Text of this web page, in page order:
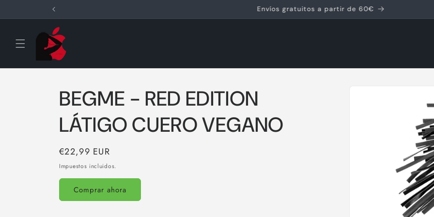
al contenido
Envíos gratuitos a partir de 60€
BEGME - RED EDITION
LÁTIGO CUERO VEGANO
Precio
habitual
€22,99 EUR
Impuestos incluidos.
Comprar ahora